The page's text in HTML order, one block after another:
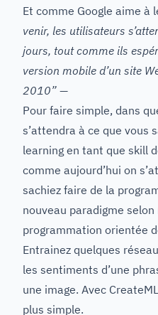
Et comme Google aime à
venir, les utilisateurs
jours, tout comme ils
version mobile d’un site
2010” —
Pour faire simple, dans
s’attendra à ce que vous
learning en tant que skill
comme aujourd’hui on
sachiez faire de la
nouveau paradigme
programmation orientée
Entrainez quelques
les sentiments d’une
une image. Avec
plus simple.